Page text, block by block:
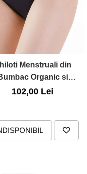
Menstruali din
Organic si
Negru, Marimea
102,00 Lei